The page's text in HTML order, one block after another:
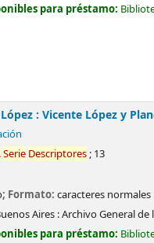
para préstamo:
: Vicente López y
Serie Descriptores; 13
; Formato: caracteres normales
Aires :Archivo General de
para préstamo: